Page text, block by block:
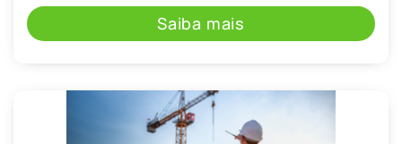
Saiba mais